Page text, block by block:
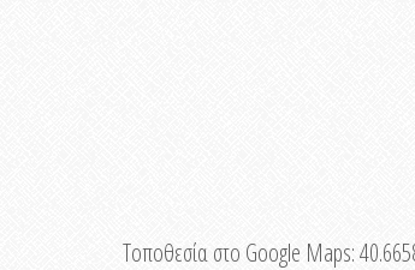
Τοποθεσία στο Google Maps: